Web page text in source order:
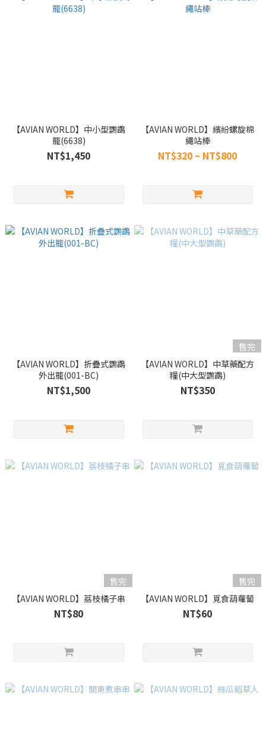
【AVIAN WORLD】中小型鸚鵡
籠(6638)
NT$1,450
【AVIAN WORLD】繽紛螺旋棉
繩站棒
NT$320 ~ NT$800
【AVIAN WORLD】折疊式鸚鵡
外出籠(001-BC)
NT$1,500
售完
【AVIAN WORLD】中草藥配方
糧(中大型鸚鵡)
NT$350
售完
【AVIAN WORLD】荔枝橘子串
NT$80
售完
【AVIAN WORLD】覓食葫蘿蔔
NT$60